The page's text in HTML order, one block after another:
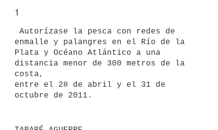
1
enmalle y palangres en el Río de la
Plata y Océano Atlántico a una
distancia menor de 300 metros de la
costa,
entre el 28 de abril y el 31 de